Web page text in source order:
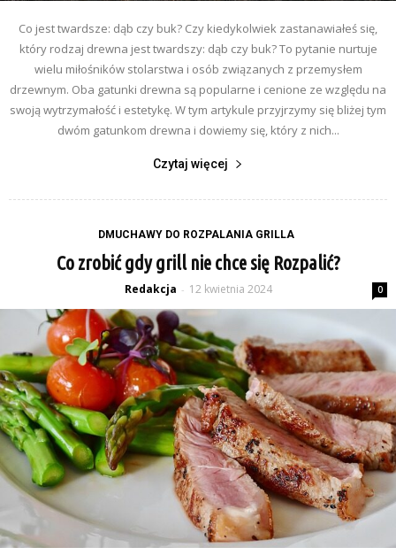
Co jest twardsze: dąb czy buk? Czy kiedykolwiek zastanawiałeś się,
który rodzaj drewna jest twardszy: dąb czy buk? To pytanie nurtuje
wielu miłośników stolarstwa i osób związanych z przemysłem
drzewnym. Oba gatunki drewna są popularne i cenione ze względu na
swoją wytrzymałość i estetykę. W tym artykule przyjrzymy się bliżej tym
dwóm gatunkom drewna i dowiemy się, który z nich...
Czytaj więcej
DMUCHAWY DO ROZPALANIA GRILLA
Co zrobić gdy grill nie chce się Rozpalić?
Redakcja - 12 kwietnia 2024 0